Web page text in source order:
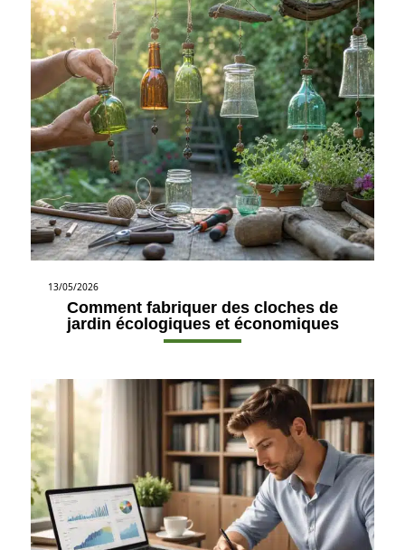
13/05/2026
Comment fabriquer des cloches de
jardin écologiques et économiques